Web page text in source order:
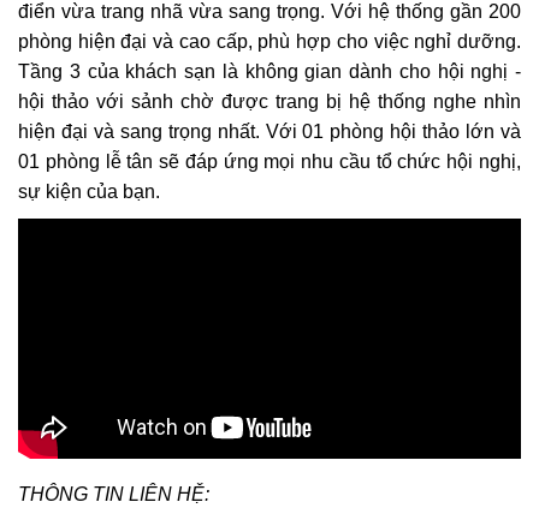
điển vừa trang nhã vừa sang trọng. Với hệ thống gần 200
phòng hiện đại và cao cấp, phù hợp cho việc nghỉ dưỡng.
Tầng 3 của khách sạn là không gian dành cho hội nghị -
hội thảo với sảnh chờ được trang bị hệ thống nghe nhìn
hiện đại và sang trọng nhất. Với 01 phòng hội thảo lớn và
01 phòng lễ tân sẽ đáp ứng mọi nhu cầu tổ chức hội nghị,
sự kiện của bạn.
THÔNG TIN LIÊN HỆ: